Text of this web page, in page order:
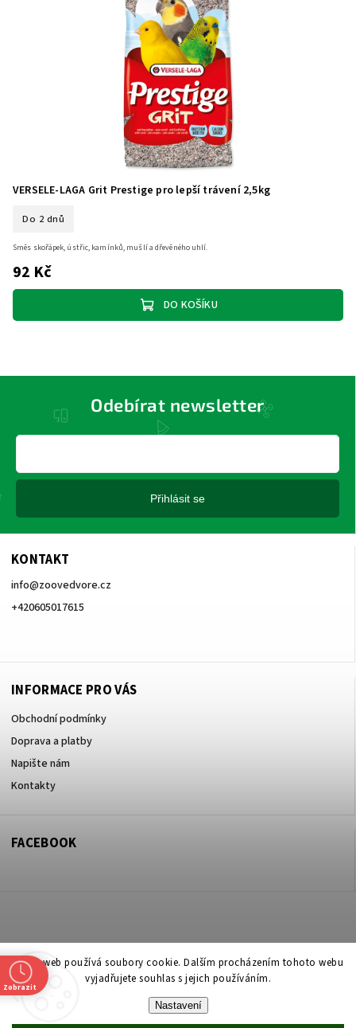
Tento web používá soubory cookie. Dalším procházením tohoto webu
vyjadřujete souhlas s jejich používáním.
Nastavení
VERSELE-LAGA Grit Prestige pro lepší trávení 2,5kg
Do 2 dnů
92 Kč
DO KOŠÍKU
Směs skořápek, ústřic, kamínků, mušlí a dřevěného uhlí.
KONTAKT
info@zoovedvore.cz
+420605017615
INFORMACE PRO VÁS
Obchodní podmínky
Doprava a platby
Napište nám
Kontakty
Odebírat newsletter
Přihlásit se
FACEBOOK
Copyright 2026 ZOO ve dvoře Praha 5. Všechna práva vyhrazena.
Upravit nastavení cookies
Shoptet| Design
Zobrazit